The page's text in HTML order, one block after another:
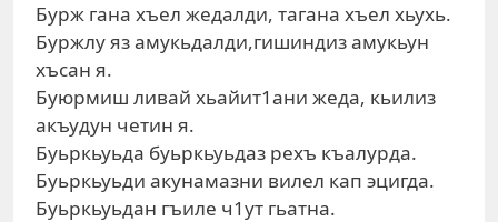
Бурж гана хъел жедалди, тагана хъел хьухь.
Буржлу яз амукьдалди,гишиндиз амукьун
хъсан я.
Буюрмиш ливай хьайит1ани жеда, кьилиз
акъудун четин я.
Буьркьуьда буьркьуьдаз рехъ къалурда.
Буьркьуьди акунамазни вилел кап эцигда.
Буьркьуьдан гъиле ч1ут гьатна.